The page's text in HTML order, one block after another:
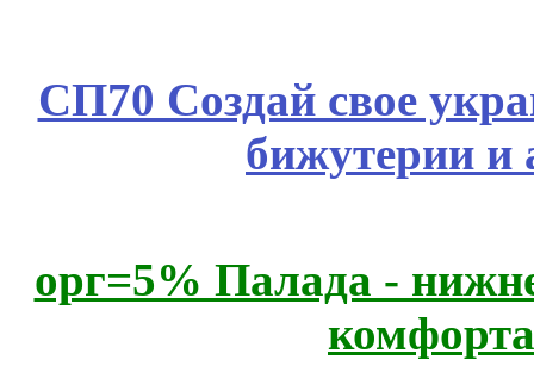
СП70 Создай свое
бижутерии и
орг=5% Палада -